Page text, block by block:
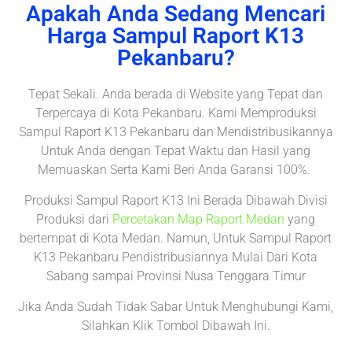
Apakah Anda Sedang Mencari
Harga Sampul Raport K13
Pekanbaru?
Tepat Sekali. Anda berada di Website yang Tepat dan
Terpercaya di Kota Pekanbaru. Kami Memproduksi
Sampul Raport K13 Pekanbaru dan Mendistribusikannya
Untuk Anda dengan Tepat Waktu dan Hasil yang
Memuaskan Serta Kami Beri Anda Garansi 100%.
Produksi Sampul Raport K13 Ini Berada Dibawah Divisi
Produksi dari Percetakan Map Raport Medan yang
bertempat di Kota Medan. Namun, Untuk Sampul Raport
K13 Pekanbaru Pendistribusiannya Mulai Dari Kota
Sabang sampai Provinsi Nusa Tenggara Timur
Jika Anda Sudah Tidak Sabar Untuk Menghubungi Kami,
Silahkan Klik Tombol Dibawah Ini.